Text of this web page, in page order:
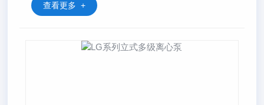
查看更多 +